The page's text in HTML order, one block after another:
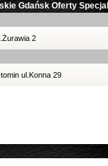
Gdańsk Oferty
2
ul.Konna 29